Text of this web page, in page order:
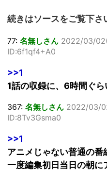
続きはソースをご覧下さ
77: 名無しさん 2022/03/
ID:6f1qf4+A0
>>1
1話の収録に、6時間ぐ
367: 名無しさん 2022/03/
ID:8Tv3Gsma0
>>1
アニメじゃない普通の
一度編集初日当日の朝